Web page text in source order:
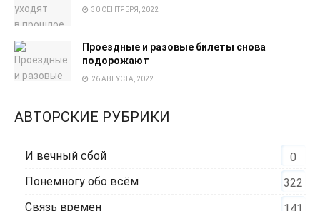
30 СЕНТЯБРЯ, 2022
Проездные и разовые билеты снова
подорожают
26 АВГУСТА, 2022
АВТОРСКИЕ РУБРИКИ
И вечный сбой
0
Понемногу обо всём
322
Связь времен
141